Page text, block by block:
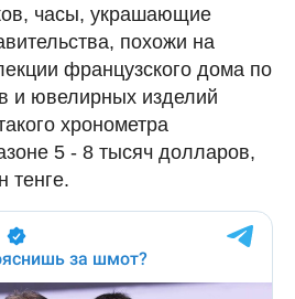
часы, украшающие
похожи на
французского дома по
и ювелирных изделий
хронометра
5 - 8 тысяч долларов,
тенге.